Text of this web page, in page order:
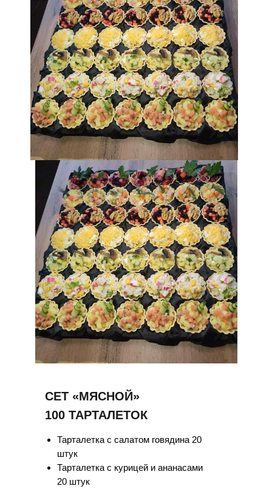
СЕТ «МЯСНОЙ»
100 ТАРТАЛЕТОК
Тарталетка с салатом говядина 20
штук
Тарталетка с курицей и ананасами
20 штук